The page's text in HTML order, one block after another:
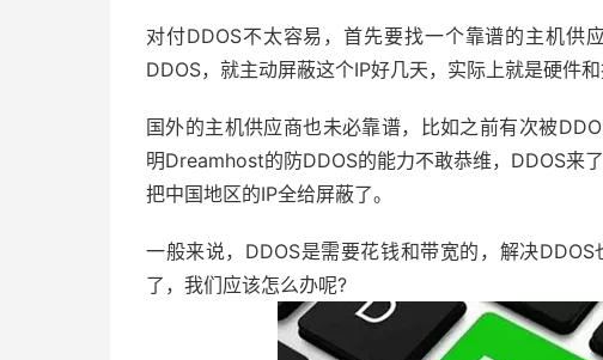
对付DDOS不太容易，首先要找一个靠谱的主机供
DDOS，就主动屏蔽这个IP好几天，实际上就是硬件和
国外的主机供应商也未必靠谱，比如之前有次被
明Dreamhost的防DDOS的能力不敢恭维，DDOS来
把中国地区的IP全给屏蔽了。
一般来说，DDOS是需要花钱和带宽的，解决
了，我们应该怎么办呢?